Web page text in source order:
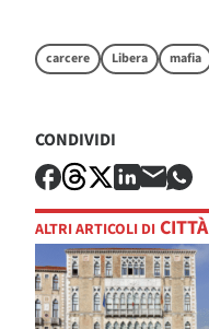
carcere Libera mafia
CONDIVIDI
ALTRI ARTICOLI DI CITTÀ